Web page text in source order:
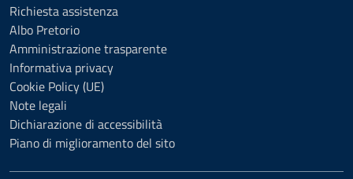
Richiesta assistenza
Albo Pretorio
Amministrazione trasparente
Informativa privacy
Cookie Policy (UE)
Note legali
Dichiarazione di accessibilità
Piano di miglioramento del sito